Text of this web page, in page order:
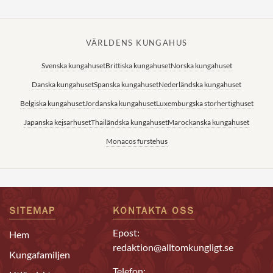
VÄRLDENS KUNGAHUS
Svenska kungahusetBrittiska kungahusetNorska kungahuset
Danska kungahusetSpanska kungahusetNederländska kungahuset
Belgiska kungahusetJordanska kungahusetLuxemburgska storhertighuset
Japanska kejsarhusetThailändska kungahusetMarockanska kungahuset
Monacos furstehus
SITEMAP
Hem
Kungafamiljen
KONTAKTA OSS
Epost:
redaktion@alltomkungligt.se